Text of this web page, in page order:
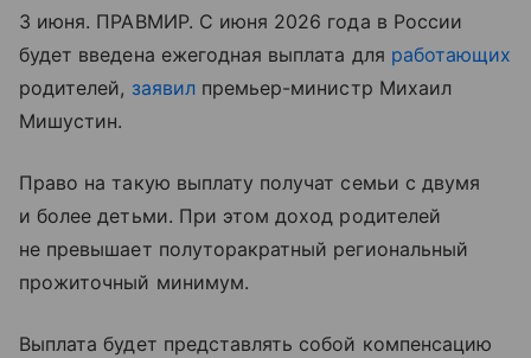
3 июня. ПРАВМИР. С июня 2026 года в России
будет введена ежегодная выплата для работающих
родителей, заявилпремьер-министр Михаил
Мишустин.
Право на такую выплату получат семьи с двумя
и более детьми. При этом доход родителей
не превышает полуторакратный региональный
прожиточный минимум.
Выплата будет представлять собой компенсацию